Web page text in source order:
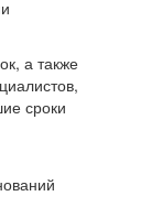
а также
сроки